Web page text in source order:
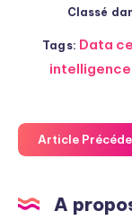
Classé
Tags: Data
Article
A